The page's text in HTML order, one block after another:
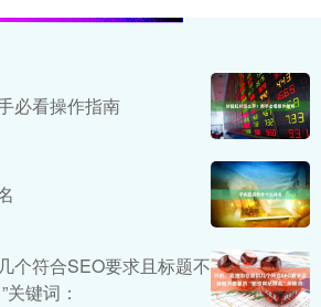
必看操作指南
个符合SEO要求且标题不
键词：